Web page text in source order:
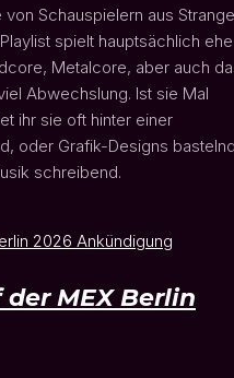
Schauspielern aus
spielt hauptsächlich
Metalcore, aber auch
Abwechslung. Ist sie Mal
ihr sie oft hinter einer
oder Grafik-Designs
schreibend.
der MEX Berlin